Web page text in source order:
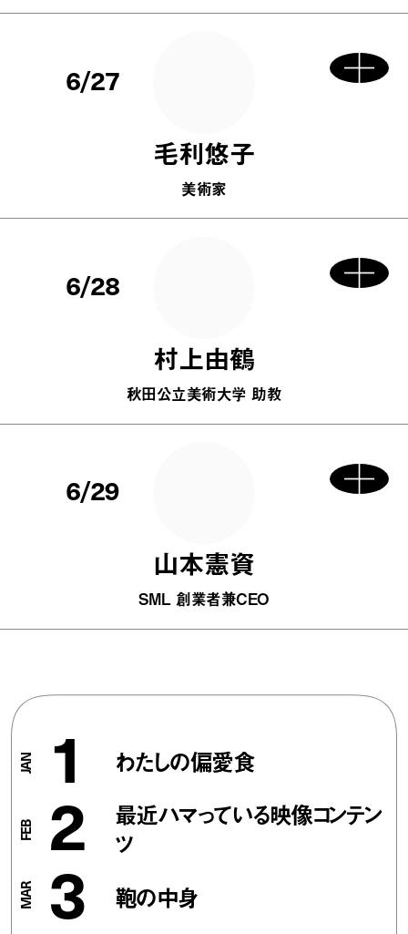
6/27
毛利悠子
美術家
6/28
村上由鶴
秋田公立美術大学 助教
6/29
山本憲資
SML 創業者兼CEO
1 わたしの偏愛食
2
最近ハマっている映像コンテン
ツ
3 鞄の中身